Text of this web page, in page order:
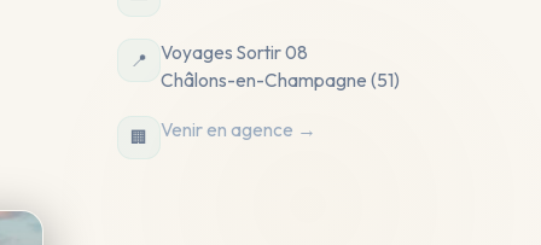
📍
Voyages Sortir 08
Châlons-en-Champagne (51)
🏢 Venir en agence →